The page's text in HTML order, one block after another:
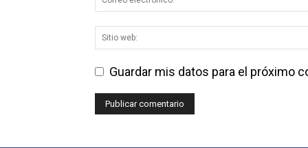
Guardar mis datos para el próximo